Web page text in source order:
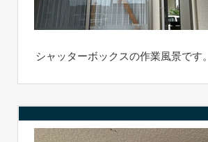
シャッターボックスの作業風景です。